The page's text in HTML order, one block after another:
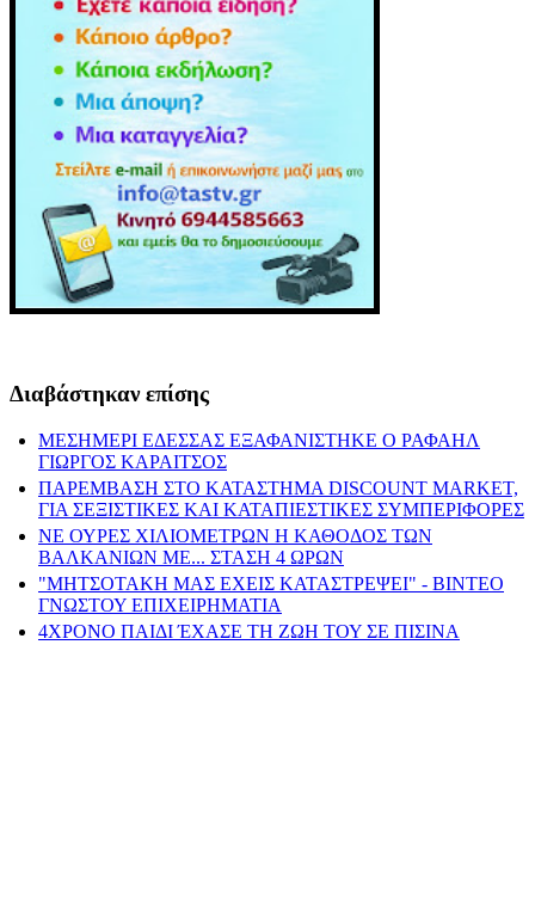
Διαβάστηκαν επίσης
ΜΕΣΗΜΕΡΙ ΕΔΕΣΣΑΣ ΕΞΑΦΑΝΙΣΤΗΚΕ Ο ΡΑΦΑΗΛ
ΓΙΩΡΓΟΣ ΚΑΡΑΙΤΣΟΣ
ΠΑΡΕΜΒΑΣΗ ΣΤΟ ΚΑΤΑΣΤΗΜΑ DISCOUNT MARKET,
ΓΙΑ ΣΕΞΙΣΤΙΚΕΣ ΚΑΙ ΚΑΤΑΠΙΕΣΤΙΚΕΣ ΣΥΜΠΕΡΙΦΟΡΕΣ
ΝΕ ΟΥΡΕΣ ΧΙΛΙΟΜΕΤΡΩΝ Η ΚΑΘΟΔΟΣ ΤΩΝ
ΒΑΛΚΑΝΙΩΝ ΜΕ... ΣΤΑΣΗ 4 ΩΡΩΝ
"ΜΗΤΣΟΤΑΚΗ ΜΑΣ ΕΧΕΙΣ ΚΑΤΑΣΤΡΕΨΕΙ" - ΒΙΝΤΕΟ
ΓΝΩΣΤΟΥ ΕΠΙΧΕΙΡΗΜΑΤΙΑ
4ΧΡΟΝΟ ΠΑΙΔΙ ΈΧΑΣΕ ΤΗ ΖΩΗ ΤΟΥ ΣΕ ΠΙΣΙΝΑ